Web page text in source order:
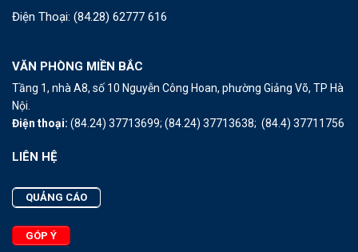
Điện Thoại: (84.28) 62777 616
VĂN PHÒNG MIỀN BẮC
Tầng 1, nhà A8, số 10 Nguyễn Công Hoan, phường Giảng Võ, TP Hà
Nội.
Điện thoại: (84.24) 37713699; (84.24) 37713638; (84.4) 37711756
LIÊN HỆ
QUẢNG CÁO
GÓP Ý